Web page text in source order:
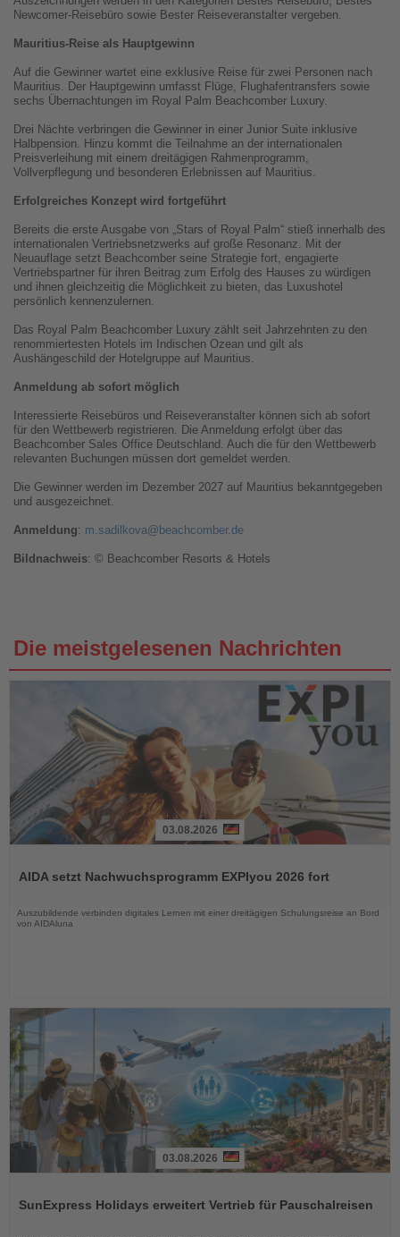
Newcomer-Reisebüro sowie Bester Reiseveranstalter vergeben.
Mauritius-Reise als Hauptgewinn
Auf die Gewinner wartet eine exklusive Reise für zwei Personen nach
Mauritius. Der Hauptgewinn umfasst Flüge, Flughafentransfers sowie
sechs Übernachtungen im Royal Palm Beachcomber Luxury.
Drei Nächte verbringen die Gewinner in einer Junior Suite inklusive
Halbpension. Hinzu kommt die Teilnahme an der internationalen
Preisverleihung mit einem dreitägigen Rahmenprogramm,
Vollverpflegung und besonderen Erlebnissen auf Mauritius.
Erfolgreiches Konzept wird fortgeführt
Bereits die erste Ausgabe von „Stars of Royal Palm“ stieß innerhalb des
internationalen Vertriebsnetzwerks auf große Resonanz. Mit der
Neuauflage setzt Beachcomber seine Strategie fort, engagierte
Vertriebspartner für ihren Beitrag zum Erfolg des Hauses zu würdigen
und ihnen gleichzeitig die Möglichkeit zu bieten, das Luxushotel
persönlich kennenzulernen.
Das Royal Palm Beachcomber Luxury zählt seit Jahrzehnten zu den
renommiertesten Hotels im Indischen Ozean und gilt als
Aushängeschild der Hotelgruppe auf Mauritius.
Anmeldung ab sofort möglich
Interessierte Reisebüros und Reiseveranstalter können sich ab sofort
für den Wettbewerb registrieren. Die Anmeldung erfolgt über das
Beachcomber Sales Office Deutschland. Auch die für den Wettbewerb
relevanten Buchungen müssen dort gemeldet werden.
Die Gewinner werden im Dezember 2027 auf Mauritius bekanntgegeben
und ausgezeichnet.
Anmeldung: m.sadilkova@beachcomber.de
Bildnachweis: © Beachcomber Resorts & Hotels
Die meistgelesenen Nachrichten
die
03.08.2026
AIDA setzt Nachwuchsprogramm EXPIyou 2026 fort
Auszubildende verbinden digitales Lernen mit einer dreitägigen Schulungsreise an Bord
von AIDAluna
die
03.08.2026
SunExpress Holidays erweitert Vertrieb für Pauschalreisen